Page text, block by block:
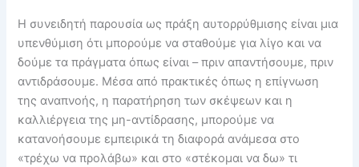
Η συνειδητή παρουσία ως πράξη αυτορρύθμισης είναι μια
υπενθύμιση ότι μπορούμε να σταθούμε για λίγο και να
δούμε τα πράγματα όπως είναι – πριν απαντήσουμε, πριν
αντιδράσουμε. Μέσα από πρακτικές όπως η επίγνωση
της αναπνοής, η παρατήρηση των σκέψεων και η
καλλιέργεια της μη-αντίδρασης, μπορούμε να
κατανοήσουμε εμπειρικά τη διαφορά ανάμεσα στο
«τρέχω να προλάβω» και στο «στέκομαι να δω» τι